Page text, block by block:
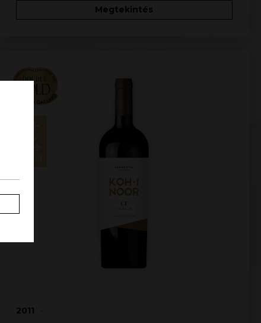
Megtekintés
2011